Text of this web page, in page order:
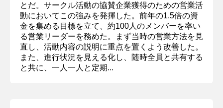
とだ。サークル活動の協賛企業獲得のための営業活
動においてこの強みを発揮した。前年の1.5倍の資
金を集める目標を立て、約100人のメンバーを率い
る営業リーダーを務めた。まず当時の営業方法を見
直し、活動内容の説明に重点を置くよう改善した。
また、進行状況を見える化し、随時全員と共有する
と共に、一人一人と定期...